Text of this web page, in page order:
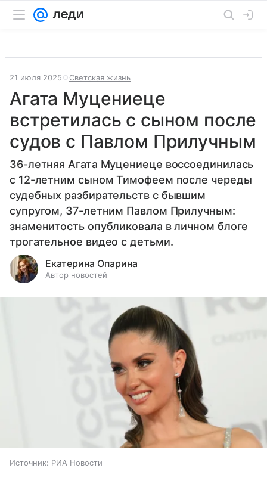
21 июля 2025 Светская жизнь
Агата Муцениеце
встретилась с сыном после
судов с Павлом Прилучным
36-летняя Агата Муцениеце воссоединилась
с 12-летним сыном Тимофеем после череды
судебных разбирательств с бывшим
супругом, 37-летним Павлом Прилучным:
знаменитость опубликовала в личном блоге
трогательное видео с детьми.
Екатерина Опарина
Автор новостей
Источник: РИА Новости